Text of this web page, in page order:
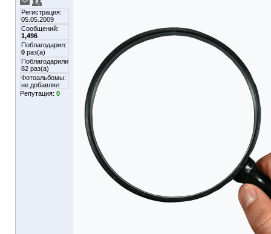
Регистрация:
05.05.2009
Сообщений:
1,496
Поблагодарил:
0 раз(а)
Поблагодарили
82 раз(а)
Фотоальбомы:
не добавлял
Репутация: 0